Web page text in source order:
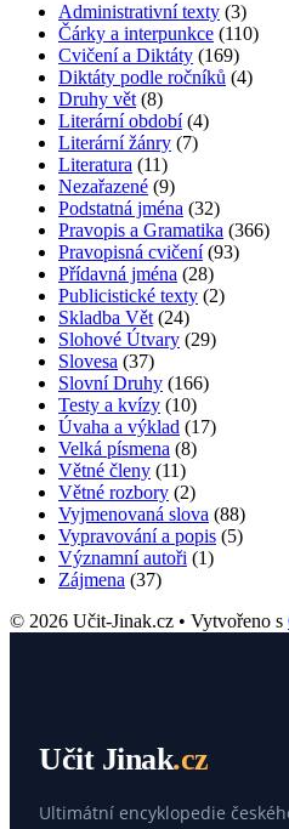
Administrativní texty (3)
Čárky a interpunkce (110)
Cvičení a Diktáty (169)
Diktáty podle ročníků (4)
Druhy vět (8)
Literární období(4)
Literární žánry (7)
Literatura (11)
Nezařazené (9)
Podstatná jména (32)
Pravopis a Gramatika (366)
Pravopisná cvičení(93)
Přídavná jména (28)
Publicistické texty (2)
Skladba Vět (24)
Slohové Útvary (29)
Slovesa (37)
Slovní Druhy (166)
Testy a kvízy (10)
Úvaha a výklad (17)
Velká písmena (8)
Větné členy (11)
Větné rozbory (2)
Vyjmenovaná slova (88)
Vypravování a popis (5)
Významní autoři (1)
Zájmena (37)
© 2026 Učit-Jinak.cz • Vytvořeno s
Učit Jinak.cz
Ultimátní encyklopedie